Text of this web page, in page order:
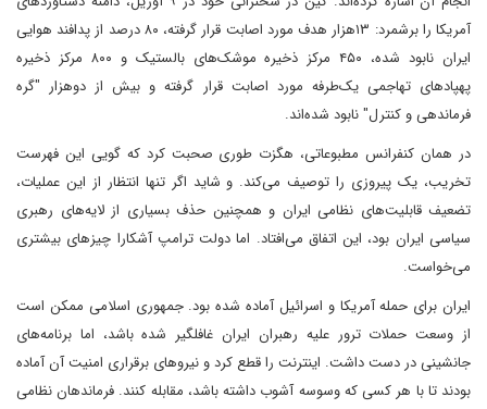
آمریکا را برشمرد: ۱۳هزار هدف مورد اصابت قرار گرفته، ۸۰ درصد از پدافند هوایی
ایران نابود شده، ۴۵۰ مرکز ذخیره موشک‌های بالستیک و ۸۰۰ مرکز ذخیره
پهپادهای تهاجمی یک‌طرفه مورد اصابت قرار گرفته و بیش از دوهزار "گره
فرماندهی و کنترل" نابود شده‌اند.
در همان کنفرانس مطبوعاتی، هگزت طوری صحبت کرد که گویی این فهرست
تخریب، یک پیروزی را توصیف می‌کند. و شاید اگر تنها انتظار از این عملیات،
تضعیف قابلیت‌های نظامی ایران و همچنین حذف بسیاری از لایه‌های رهبری
سیاسی ایران بود، این اتفاق می‌افتاد. اما دولت ترامپ آشکارا چیزهای بیشتری
می‌خواست.
ایران برای حمله آمریکا و اسرائیل آماده شده بود. جمهوری اسلامی ممکن است
از وسعت حملات ترور علیه رهبران ایران غافلگیر شده باشد، اما برنامه‌های
جانشینی در دست داشت. اینترنت را قطع کرد و نیروهای برقراری امنیت آن آماده
بودند تا با هر کسی که وسوسه آشوب داشته با‌شد، مقابله کنند. فرماندهان نظامی